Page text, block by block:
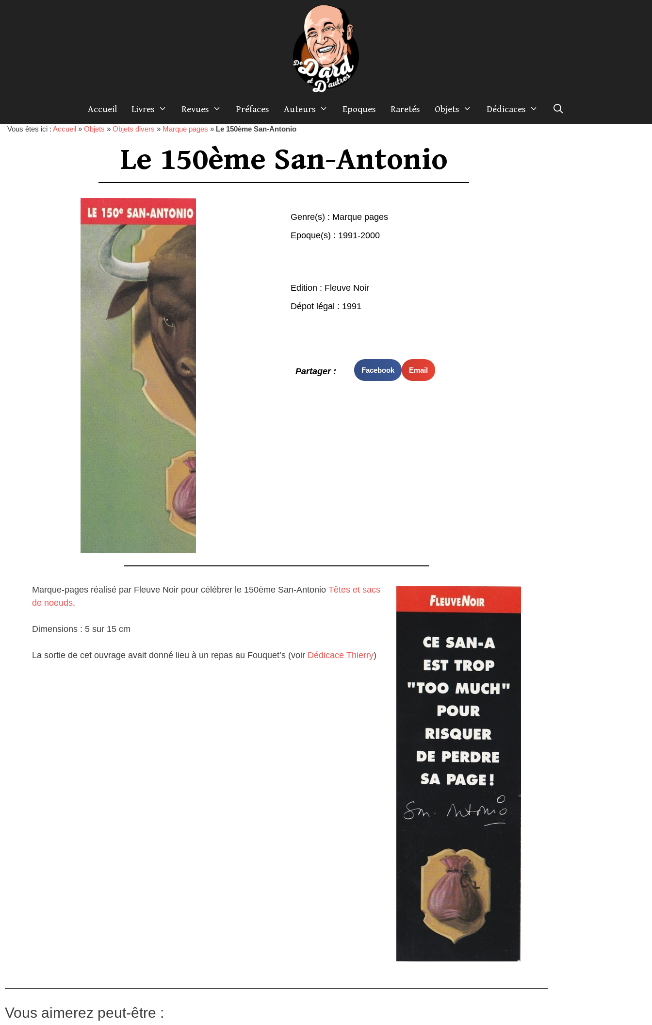
Accueil Livres Revues Préfaces Auteurs Epoques Raretés Objets Dédicaces
Vous êtes ici : Accueil » Objets » Objets divers » Marque pages » Le 150ème San-Antonio
Le 150ème San-Antonio
Genre(s) : Marque pages
Epoque(s) : 1991-2000
Edition : Fleuve Noir
Dépot légal : 1991
Partager : Facebook Email
Marque-pages réalisé par Fleuve Noir pour célébrer le 150ème San-Antonio Têtes et sacs
de noeuds.
Dimensions : 5 sur 15 cm
La sortie de cet ouvrage avait donné lieu à un repas au Fouquet’s (voir Dédicace Thierry)
Vous aimerez peut-être :